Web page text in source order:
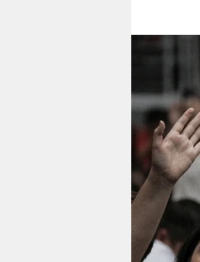
nord
wahrheit
verlag
verlag
shop
fragen &